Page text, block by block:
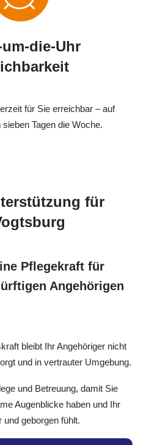
die-Uhr
für Sie erreichbar – auf
Tagen die Woche.
für
Pflegekraft für
Angehörigen
bleibt Ihr Angehöriger nicht
und in vertrauter Umgebung.
und Betreuung, damit Sie
Augenblicke haben und Ihr
geborgen fühlt.